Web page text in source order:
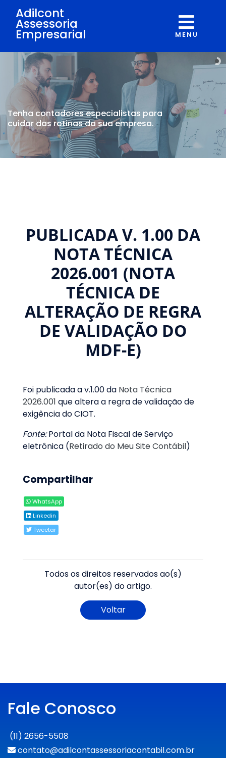
Adilcont
Assessoria
Empresarial MENU
Tenha contadoresespecialistas para
cuidar das rotinas da sua empresa.
PUBLICADA V. 1.00 DA
NOTA TÉCNICA
2026.001 (NOTA
TÉCNICA DE
ALTERAÇÃO DE REGRA
DE VALIDAÇÃO DO
MDF-E)
Foi publicada a v.1.00 daNota Técnica
2026.001 que altera a regra de validação de
exigência do CIOT.
Fonte:Portal da Nota Fiscal de Serviço
eletrônica (Retirado do Meu Site Contábil)
Compartilhar
WhatsApp
Linkedin
Tweetar
Todos os direitos reservados ao(s)
autor(es) do artigo.
Voltar
Fale Conosco
(11) 2656-5508
contato@adilcontassessoriacontabil.com.br